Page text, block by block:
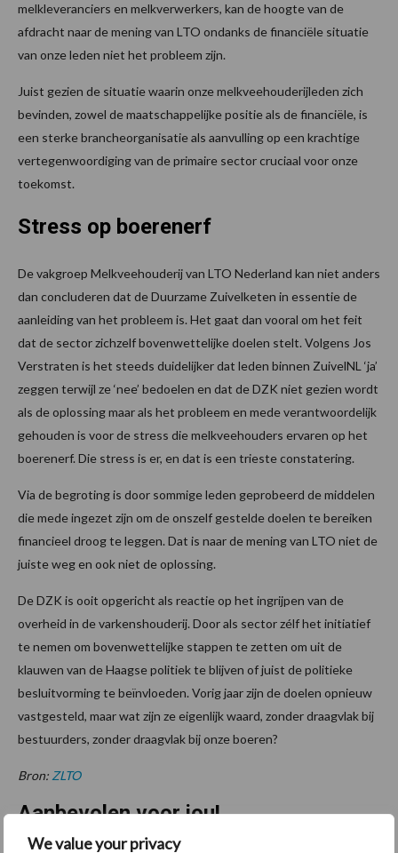
We value your privacy
melkleveranciers en melkverwerkers, kan de hoogte van de
afdracht naar de mening van LTO ondanks de financiële situatie
van onze leden niet het probleem zijn.
Juist gezien de situatie waarin onze melkveehouderijleden zich
bevinden, zowel de maatschappelijke positie als de financiële, is
een sterke brancheorganisatie als aanvulling op een krachtige
vertegenwoordiging van de primaire sector cruciaal voor onze
toekomst.
Stress op boerenerf
De vakgroep Melkveehouderij van LTO Nederland kan niet anders
dan concluderen dat de Duurzame Zuivelketen in essentie de
aanleiding van het probleem is. Het gaat dan vooral om het feit
dat de sector zichzelf bovenwettelijke doelen stelt. Volgens Jos
Verstraten is het steeds duidelijker dat leden binnen ZuivelNL ‘ja’
zeggen terwijl ze ‘nee’ bedoelen en dat de DZK niet gezien wordt
als de oplossing maar als het probleem en mede verantwoordelijk
gehouden is voor de stress die melkveehouders ervaren op het
boerenerf. Die stress is er, en dat is een trieste constatering.
Via de begroting is door sommige leden geprobeerd de middelen
die mede ingezet zijn om de onszelf gestelde doelen te bereiken
financieel droog te leggen. Dat is naar de mening van LTO niet de
juiste weg en ook niet de oplossing.
De DZK is ooit opgericht als reactie op het ingrijpen van de
overheid in de varkenshouderij. Door als sector zélf het initiatief
te nemen om bovenwettelijke stappen te zetten om uit de
klauwen van de Haagse politiek te blijven of juist de politieke
besluitvorming te beïnvloeden. Vorig jaar zijn de doelen opnieuw
vastgesteld, maar wat zijn ze eigenlijk waard, zonder draagvlak bij
bestuurders, zonder draagvlak bij onze boeren?
Bron: ZLTO
Aanbevolen voor jou!